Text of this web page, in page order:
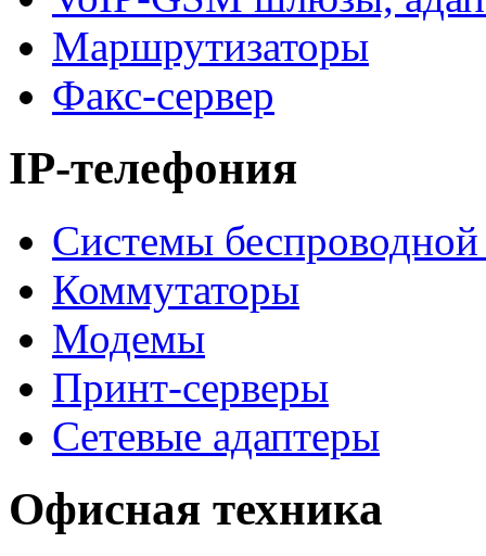
Маршрутизаторы
Факс-сервер
IP-телефония
Системы беспроводной
Коммутаторы
Модемы
Принт-серверы
Сетевые адаптеры
Офисная техника